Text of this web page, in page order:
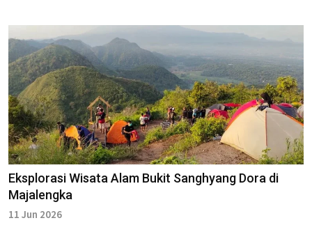
Eksplorasi Wisata Alam Bukit Sanghyang Dora di
Majalengka
11 Jun 2026